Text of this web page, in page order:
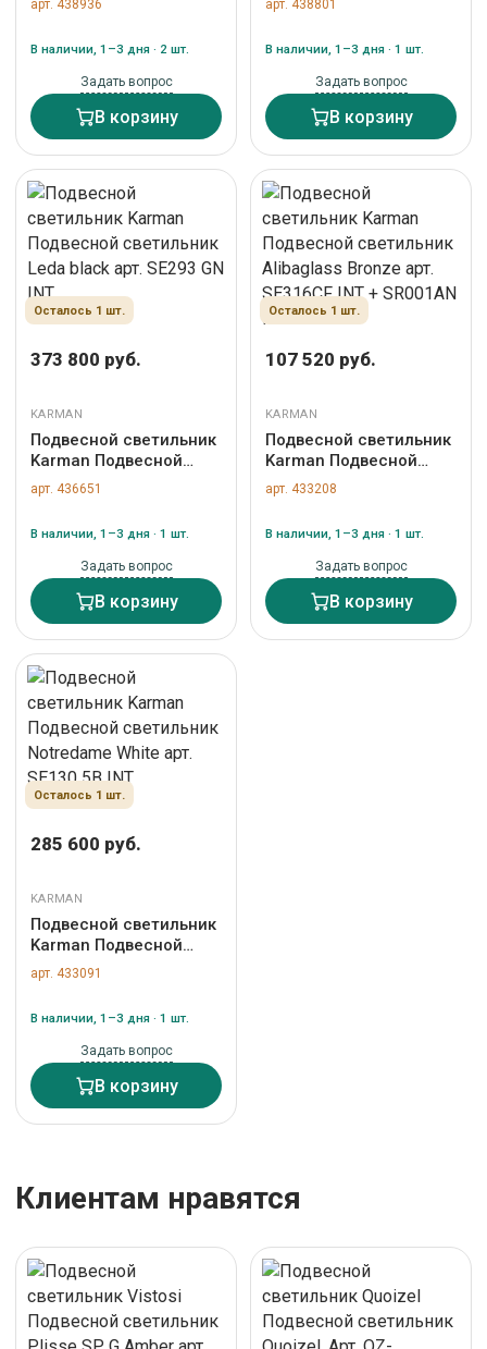
арт. SE647G
арт. 438936
В наличии, 1–3 дня · 2 шт.
Задать вопрос
В корзину
Bronze арт. SE316BF
арт. 438801
В наличии, 1–3 дня · 1 шт.
Задать вопрос
В корзину
Осталось 1 шт.
373 800 руб.
KARMAN
Подвесной светильник
Karman Подвесной
светильник Leda black
арт. SE293 GN INT
арт. 436651
В наличии, 1–3 дня · 1 шт.
Задать вопрос
В корзину
Осталось 1 шт.
107 520 руб.
KARMAN
Подвесной светильник
Karman Подвесной
светильник Alibaglass
Bronze арт. SE316CF
арт. 433208
В наличии, 1–3 дня · 1 шт.
Задать вопрос
В корзину
Осталось 1 шт.
285 600 руб.
KARMAN
Подвесной светильник
Karman Подвесной
светильник Notredame
White арт. SE130 5B INT
арт. 433091
В наличии, 1–3 дня · 1 шт.
Задать вопрос
В корзину
Клиентам нравятся